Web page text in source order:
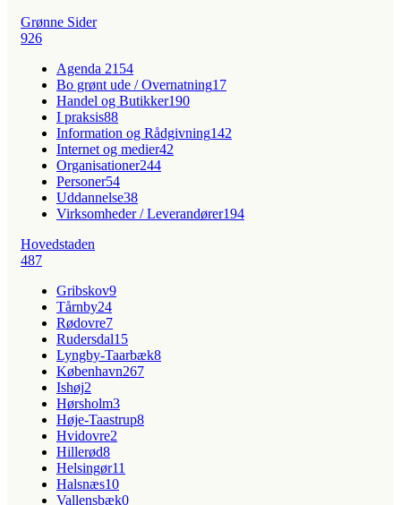
Grønne Sider
926
Agenda 21 54
Bo grønt ude / Overnatning17
Handel og Butikker190
I praksis88
Information og Rådgivning142
Internet og medier42
Organisationer244
Personer54
Uddannelse38
Virksomheder / Leverandører194
Hovedstaden
487
Gribskov9
Tårnby24
Rødovre7
Rudersdal15
Lyngby-Taarbæk8
København267
Ishøj2
Hørsholm3
Høje-Taastrup8
Hvidovre2
Hillerød8
Helsingør11
Halsnæs10
Vallensbæk0